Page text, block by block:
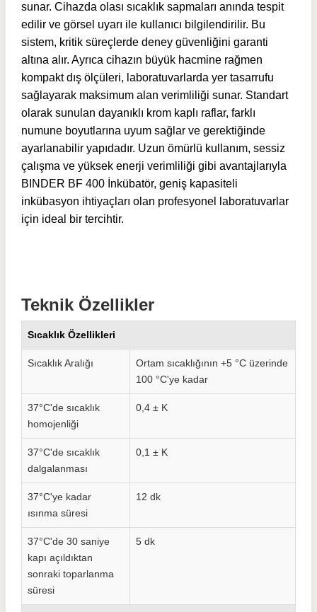
sunar. Cihazda olası sıcaklık sapmaları anında tespit
edilir ve görsel uyarı ile kullanıcı bilgilendirilir. Bu
sistem, kritik süreçlerde deney güvenliğini garanti
altına alır. Ayrıca cihazın büyük hacmine rağmen
kompakt dış ölçüleri, laboratuvarlarda yer tasarrufu
sağlayarak maksimum alan verimliliği sunar. Standart
olarak sunulan dayanıklı krom kaplı raflar, farklı
numune boyutlarına uyum sağlar ve gerektiğinde
ayarlanabilir yapıdadır. Uzun ömürlü kullanım, sessiz
çalışma ve yüksek enerji verimliliği gibi avantajlarıyla
BINDER BF 400 İnkübatör, geniş kapasiteli
inkübasyon ihtiyaçları olan profesyonel laboratuvarlar
için ideal bir tercihtir.
Teknik Özellikler
Sıcaklık Özellikleri
Sıcaklık Aralığı
Ortam sıcaklığının +5 °C üzerinde
100 °C'ye kadar
37°C'de sıcaklık
homojenliği
0,4 ± K
37°C'de sıcaklık
dalgalanması
0,1 ± K
37°C'ye kadar
ısınma süresi
12 dk
37°C'de 30 saniye
kapı açıldıktan
sonraki toparlanma
süresi
5 dk